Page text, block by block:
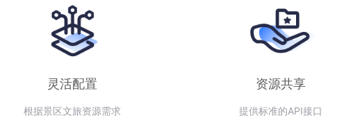
灵活配置
根据景区文旅资源需求
资源共享
提供标准的API接口